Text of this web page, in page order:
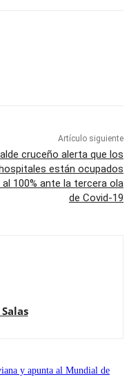
Artículo siguiente
cruceño alerta que los
están ocupados
100% ante la tercera ola
de Covid-19
y apunta al Mundial de